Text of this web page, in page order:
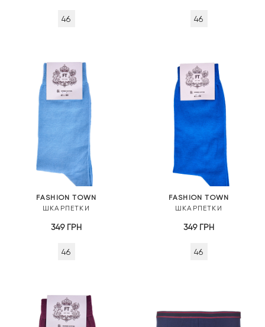
46 46
FASHION TOWN
ШКАРПЕТКИ
349 ГРН
46
FASHION TOWN
ШКАРПЕТКИ
349 ГРН
46